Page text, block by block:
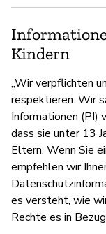
Kindern
„Wir verpflichten
respektieren. Wir
Informationen (PI)
dass sie unter 13
Eltern. Wenn Sie
empfehlen wir
es versteht, wie
Rechte es in